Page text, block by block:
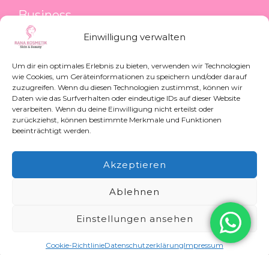
Einwilligung verwalten
Um dir ein optimales Erlebnis zu bieten, verwenden wir Technologien
wie Cookies, um Geräteinformationen zu speichern und/oder darauf
zuzugreifen. Wenn du diesen Technologien zustimmst, können wir
Daten wie das Surfverhalten oder eindeutige IDs auf dieser Website
verarbeiten. Wenn du deine Einwilligung nicht erteilst oder
zurückziehst, können bestimmte Merkmale und Funktionen
beeinträchtigt werden.
Akzeptieren
Ablehnen
Einstellungen ansehen
Cookie-RichtlinieDatenschutzerklärungImpressum
Business
Impressum
Cookie-Richtlinie (EU)
Kontakt
Hildesheimer Str. 74, 30880 Laatzen
info@ranakosmetik.de
Copyright © 2026 Rana Kosmetik | Powered by